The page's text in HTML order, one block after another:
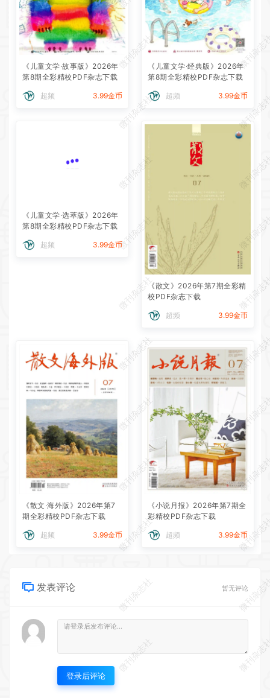
《儿童文学·故事版》2026年
第8期全彩精校PDF杂志下载
超频 3.99金币
《儿童文学·经典版》2026年
第8期全彩精校PDF杂志下载
超频 3.99金币
《儿童文学·选萃版》2026年
第8期全彩精校PDF杂志下载
超频 3.99金币
《散文》2026年第7期全彩精
校PDF杂志下载
超频 3.99金币
《散文·海外版》2026年第7
期全彩精校PDF杂志下载
超频 3.99金币
《小说月报》2026年第7期全
彩精校PDF杂志下载
超频 3.99金币
发表评论 暂无评论
登录后评论
微刊杂志社
微刊杂
微刊杂志社
微刊杂
微刊杂志社
微刊
微刊杂志社
微刊
微刊杂志社
微刊杂
微刊杂志社
微刊杂
微刊杂志社
微刊杂
微刊杂志社
微刊杂
微刊杂志社
微刊杂
微刊杂志社
微刊杂
微刊杂志社
微刊杂